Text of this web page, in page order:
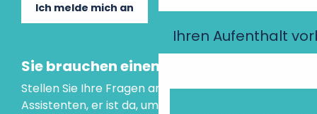
Ihren Aufenthalt
Ich melde mich an
Sie brauchen einen Rat?
Stellen Sie Ihre Fragen an unseren virtuellen
Assistenten, er ist da, um Ihnen zu helfen.